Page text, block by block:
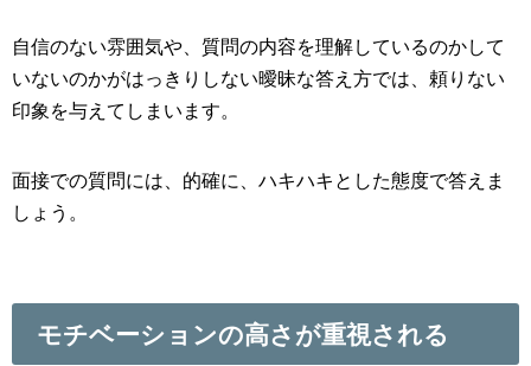
自信のない雰囲気や、質問の内容を理解しているのかして
いないのかがはっきりしない曖昧な答え方では、頼りない
印象を与えてしまいます。
面接での質問には、的確に、ハキハキとした態度で答えま
しょう。
モチベーションの高さが重視される